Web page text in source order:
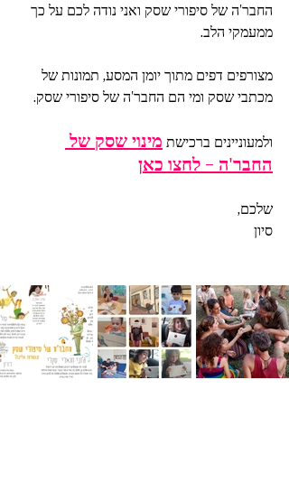
החבר'ה של סיפורי שסק ואני נודה לכם על כך
ממעמקי הלב.
מצורפים דפים מתוך יומן המסע, תמונות של
מכתבי שסק ומי הם החבר'ה של סיפורי שסק.
ולמעוניינים ברכישת מינוי שסק של
החבר'ה - לחצו כאן
שלכם,
סיון